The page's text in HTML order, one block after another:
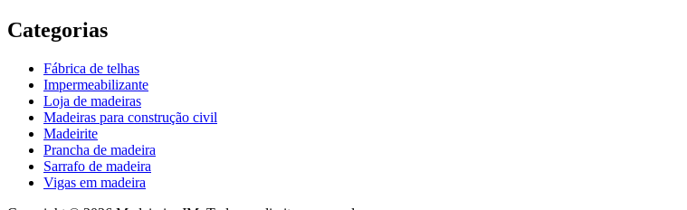
Categorias
Fábrica de telhas
Impermeabilizante
Loja de madeiras
Madeiras para construção civil
Madeirite
Prancha de madeira
Sarrafo de madeira
Vigas em madeira